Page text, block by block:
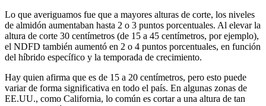
Lo que averiguamos fue que a mayores alturas de corte, los niveles
de almidón aumentaban hasta 2 o 3 puntos porcentuales. Al elevar la
altura de corte 30 centímetros (de 15 a 45 centímetros, por ejemplo),
el NDFD también aumentó en 2 o 4 puntos porcentuales, en función
del híbrido específico y la temporada de crecimiento.
Hay quien afirma que es de 15 a 20 centímetros, pero esto puede
variar de forma significativa en todo el país. En algunas zonas de
EE.UU., como California, lo común es cortar a una altura de tan